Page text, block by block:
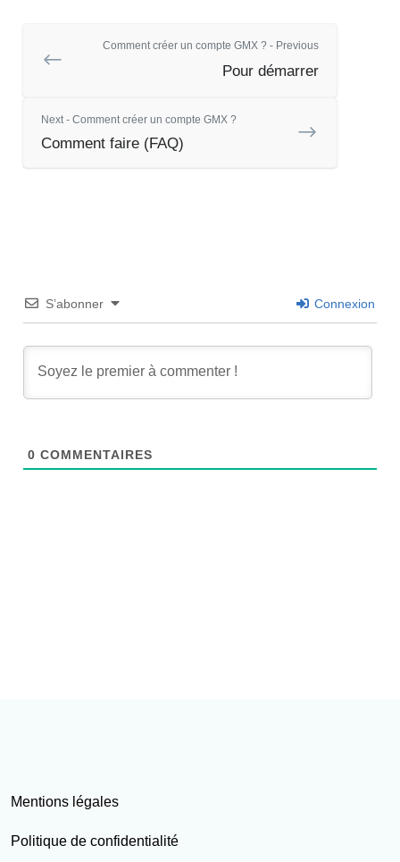
Comment créer un compte GMX ? - Previous
Pour démarrer
Next - Comment créer un compte GMX ?
Comment faire (FAQ)
S’abonner Connexion
0 COMMENTAIRES
Mentions légales
Politique de confidentialité